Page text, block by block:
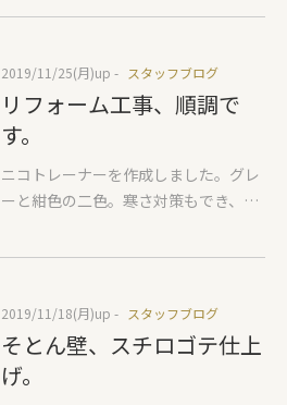
ど暖房していない部屋との温度差。こ
が、暖房している部屋と、暖房してい
ない部屋を断熱性のあるもので仕切っ
てあげることが大事です。簡単な方法
としては「断熱ブラインド」というも
のがあります。例えばニチベイさんの
「ハニカムスクリーン」 どんなもの
使えます。その名の通り断熱性能があ
際とブラインド室内側との温度差１
０℃程度ありました。注意が必要なの
は空気の行き来はしますので、室内の
熱が窓際に伝わりにくくなることによ
まおめでとうございます！これからも
よろしくお願いします。
たので、ご予約いただいたお客様には
ただけたと思います。また、お引き渡
し後、ご厚意で、見学会にご協力いた
だいたお家でしたので、家具等はその
まま設置させていただきました。生活
のイメージをより一層もっていただけ
たのではないでしょうか。今回の見ど
は感じなかったそうです。興味を持た
れたお客さまに、簡単に塗り方をご説
明したら、「頑張れば塗れそうだね
リフォーム工事、順調で
す。
2019/11/25(月)up - スタッフブログ
ニコトレーナーを作成しました。グレ
ーと紺色の二色。寒さ対策もでき、動
も、スタッフがこのトレーナーを着用
引渡し予定のＫさま邸。順調にリフォ
ーム工事が進みます。先週から、玄関
の施工が始まり、タイル貼り作業も完
成が見えてきました。二世帯住宅で、
そとん壁、スチロゴテ仕上
げ。
2019/11/18(月)up - スタッフブログ